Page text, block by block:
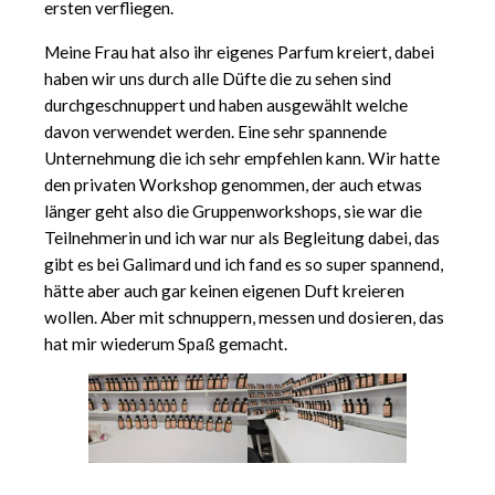
ersten verfliegen.
Meine Frau hat also ihr eigenes Parfum kreiert, dabei
haben wir uns durch alle Düfte die zu sehen sind
durchgeschnuppert und haben ausgewählt welche
davon verwendet werden. Eine sehr spannende
Unternehmung die ich sehr empfehlen kann. Wir hatte
den privaten Workshop genommen, der auch etwas
länger geht also die Gruppenworkshops, sie war die
Teilnehmerin und ich war nur als Begleitung dabei, das
gibt es bei Galimard und ich fand es so super spannend,
hätte aber auch gar keinen eigenen Duft kreieren
wollen. Aber mit schnuppern, messen und dosieren, das
hat mir wiederum Spaß gemacht.